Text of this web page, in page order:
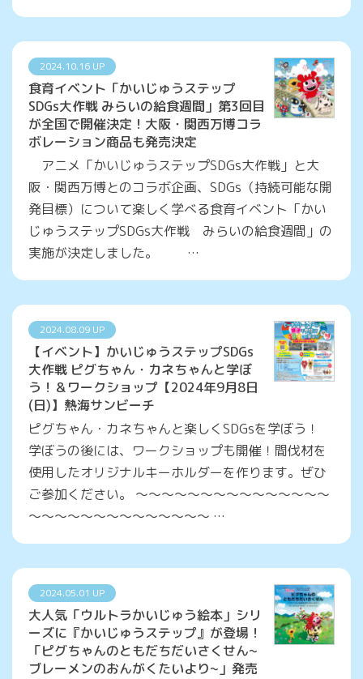
2024.10.16 UP
食育イベント「かいじゅうステップ
SDGs大作戦 みらいの給食週間」第3回目
が全国で開催決定！大阪・関西万博コラ
ボレーション商品も発売決定
アニメ「かいじゅうステップSDGs大作戦」と大
阪・関西万博とのコラボ企画、SDGs（持続可能な開
発目標）について楽しく学べる食育イベント「かい
じゅうステップSDGs大作戦 みらいの給食週間」の
実施が決定しました。 …
2024.08.09 UP
【イベント】かいじゅうステップSDGs
大作戦 ピグちゃん・カネちゃんと学ぼ
う！＆ワークショップ【2024年9月8日
(日)】熱海サンビーチ
ピグちゃん・カネちゃんと楽しくSDGsを学ぼう！
学ぼうの後には、ワークショップも開催！間伐材を
使用したオリジナルキーホルダーを作ります。ぜひ
ご参加ください。 ～～～～～～～～～～～～～～～
～～～～～～～～～～～～～～ …
2024.05.01 UP
大人気「ウルトラかいじゅう絵本」シリ
ーズに『かいじゅうステップ』が登場！
「ピグちゃんのともだちだいさくせん~
ブレーメンのおんがくたいより~」発売